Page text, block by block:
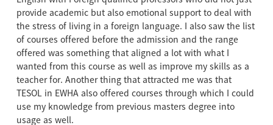
provide academic but also emotional support to deal with
the stress of living in a foreign language. I also saw the list
of courses offered before the admission and the range
offered was something that aligned a lot with what I
wanted from this course as well as improve my skills as a
teacher for. Another thing that attracted me was that
TESOL in EWHA also offered courses through which I could
use my knowledge from previous masters degree into
usage as well.